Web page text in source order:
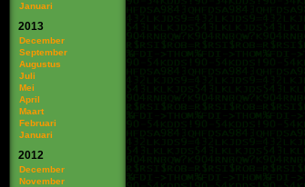
Januari
2013
December
September
Augustus
Juli
Mei
April
Maart
Februari
Januari
2012
December
November